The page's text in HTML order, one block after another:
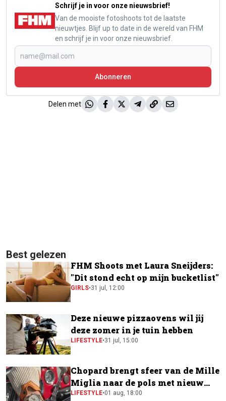
Schrijf je in voor onze nieuwsbrief!
Van de mooiste fotoshoots tot de laatste
nieuwtjes. Blijf up to date in de wereld van FHM
en schrijf je in voor onze nieuwsbrief.
Abonneren
Delen met
Best gelezen
FHM Shoots met Laura Sneijders:
"Dit stond echt op mijn bucketlist"
GIRLS•31 jul, 12:00
Deze nieuwe pizzaovens wil jij
deze zomer in je tuin hebben
LIFESTYLE•31 jul, 15:00
Chopard brengt sfeer van de Mille
Miglia naar de pols met nieuw
horloge
LIFESTYLE•01 aug, 18:00